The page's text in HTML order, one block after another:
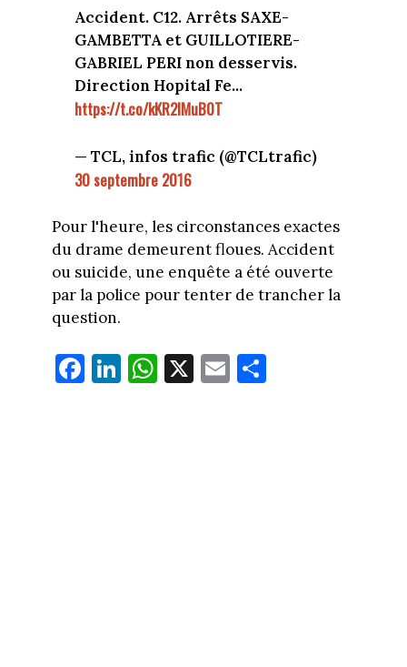
Accident. C12. Arrêts SAXE-
GAMBETTA et GUILLOTIERE-
GABRIEL PERI non desservis.
Direction Hopital Fe...
https://t.co/kKR2lMuB0T
— TCL, infos trafic (@TCLtrafic)
30 septembre 2016
Pour l'heure, les circonstances exactes
du drame demeurent floues. Accident
ou suicide, une enquête a été ouverte
par la police pour tenter de trancher la
question.
Fa
ce
Li
nk
W
ha
X E
m
Pa
rt